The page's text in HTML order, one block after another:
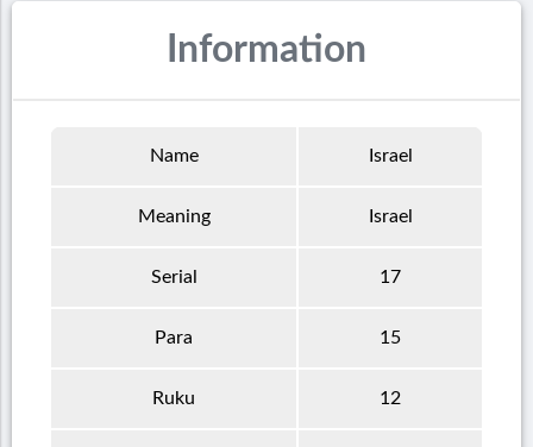
Information
Name Israel
Meaning Israel
Serial 17
Para 15
Ruku 12